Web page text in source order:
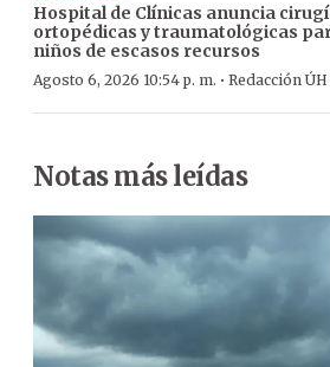
Hospital de Clínicas anuncia
ortopédicas y traumatológicas
niños de escasos recursos
Agosto 6, 2026 10:54 p. m. · Redacción ÚH
Notas más leídas